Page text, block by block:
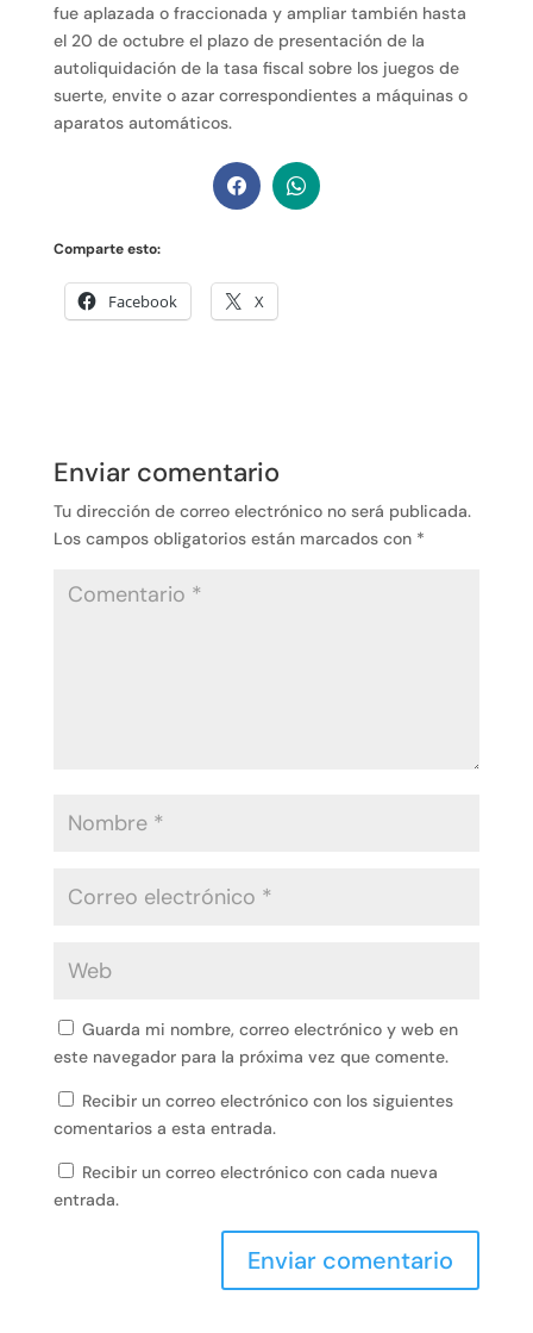
fue aplazada o fraccionada y ampliar también hasta
el 20 de octubre el plazo de presentación de la
autoliquidación de la tasa fiscal sobre los juegos de
suerte, envite o azar correspondientes a máquinas o
aparatos automáticos.
Comparte esto:
Facebook X
Enviar comentario
Tu dirección de correo electrónico no será publicada.
Los campos obligatorios están marcados con *
Guarda mi nombre, correo electrónico y web en
este navegador para la próxima vez que comente.
Recibir un correo electrónico con los siguientes
comentarios a esta entrada.
Recibir un correo electrónico con cada nueva
entrada.